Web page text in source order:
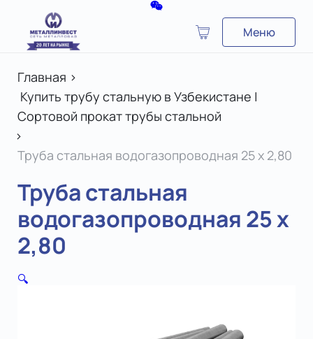
Меню
Главная >
Купить трубу стальную в Узбекистане |
Сортовой прокат трубы стальной
>
Труба стальная водогазопроводная 25 x 2,80
Труба стальная
водогазопроводная 25 x
2,80
🔍